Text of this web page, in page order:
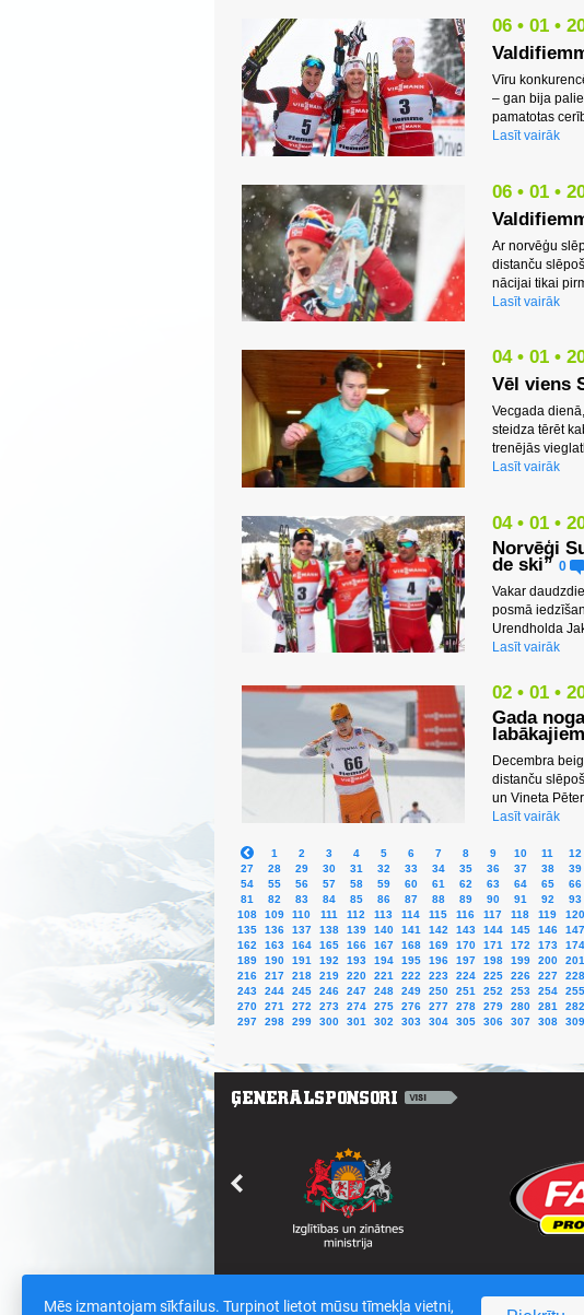
06 • 01 •
Vīru
– gan bija
pamatotas
Lasīt vairāk
06 • 01 •
Ar norvēģu
distanču
nācijai tikai
Lasīt vairāk
04 • 01 •
Vēl viens
Vecgada
steidza tērēt
trenējās
Lasīt vairāk
04 • 01 •
Norvēģi
de ski” 0
Vakar
posmā
Urendholda
Lasīt vairāk
02 • 01 •
Gada
Decembra
distanču
un Vineta
Lasīt vairāk
1 2 3 4 5 6 7 8 9 10 11 12
27
28 29 30 31 32 33 34 35 36 37 38 39
54
55 56 57 58 59 60 61 62 63 64 65 66
81
82 83 84 85 86 87 88 89 90 91 92 93
108
109 110 111 112 113 114 115 116 117 118 119 120
135
136 137 138 139 140 141 142 143 144 145 146 147
162
163 164 165 166 167 168 169 170 171 172 173 174
189
190 191 192 193 194 195 196 197 198 199 200 201
216
217 218 219 220 221 222 223 224 225 226 227 228
243
244 245 246 247 248 249 250 251 252 253 254 255
270
271 272 273 274 275 276 277 278 279 280 281 282
297
298 299 300 301 302 303 304 305 306 307 308 309
Mēs izmantojam sīkfailus. Turpinot lietot mūsu tīmekļa vietni,